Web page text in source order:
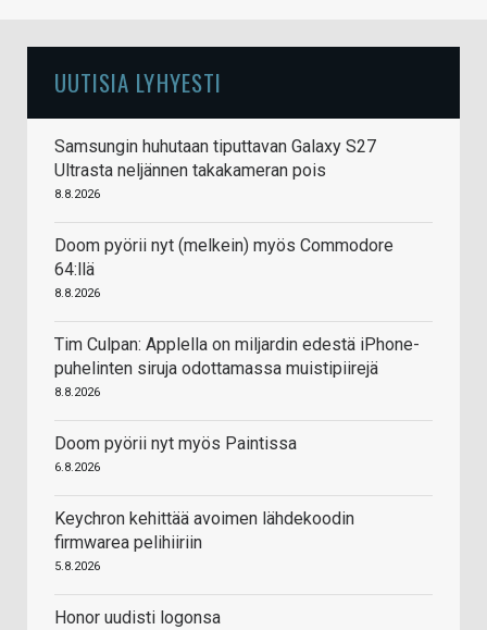
UUTISIA LYHYESTI
Samsungin huhutaan tiputtavan Galaxy S27
Ultrasta neljännen takakameran pois
8.8.2026
Doom pyörii nyt (melkein) myös Commodore
64:llä
8.8.2026
Tim Culpan: Applella on miljardin edestä iPhone-
puhelinten siruja odottamassa muistipiirejä
8.8.2026
Doom pyörii nyt myös Paintissa
6.8.2026
Keychron kehittää avoimen lähdekoodin
firmwarea pelihiiriin
5.8.2026
Honor uudisti logonsa